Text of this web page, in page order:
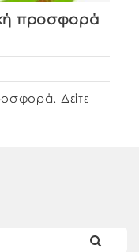
προσφορά
Δείτε